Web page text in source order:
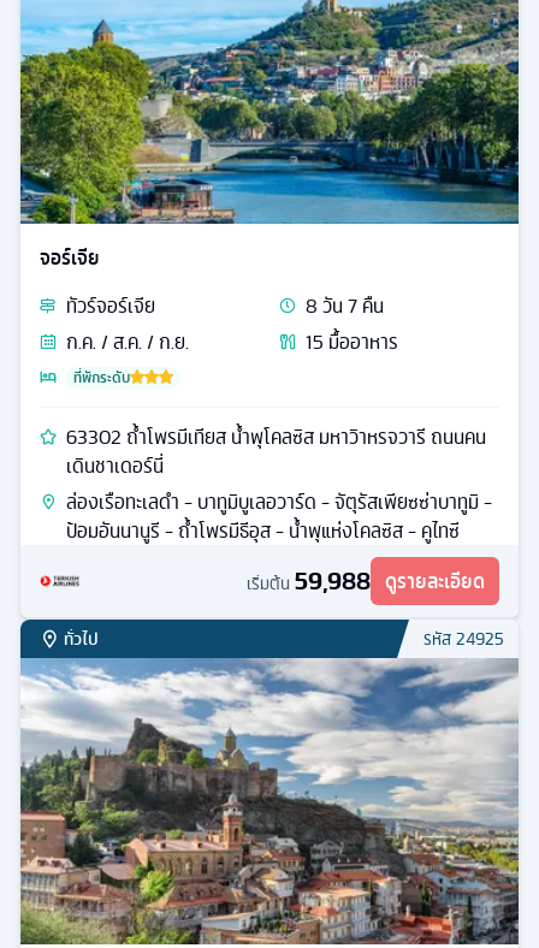
จอร์เจีย
ทัวร์จอร์เจีย 8วัน7คืน
ก.ค. / ส.ค. / ก.ย.
15 มื้ออาหาร
ที่พักระดับ
63302 ถ้ำโพรมีเทียส น้ำพุโคลซิส มหาวิาหรจวารี ถนนคน
เดินชาเดอร์นี่
ล่องเรือทะเลดำ - บาทูมิบูเลอวาร์ด - จัตุรัสเพียซซ่าบาทูมิ -
ป้อมอันนานูรี - ถ้ำโพรมีธีอุส - น้ำพุแห่งโคลซิส - คูไทซี
เริ่มต้น 59,988 ดูรายละเอียด
ทั่วไป รหัส24925